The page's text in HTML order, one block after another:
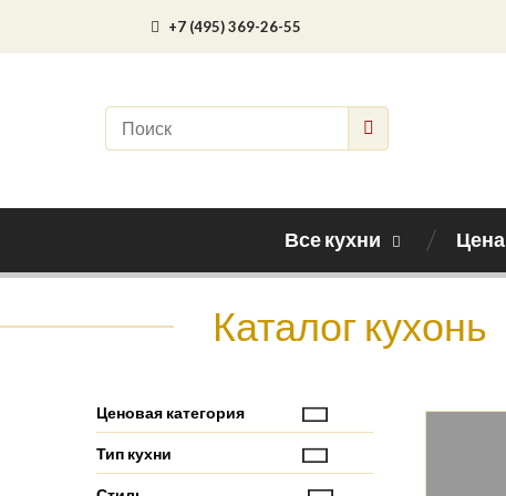
+7 (495) 369-26-55
Все кухни Цена
Каталог кухонь
Ценовая категория
Тип кухни